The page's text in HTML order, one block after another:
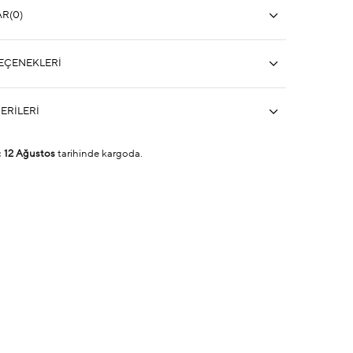
(0)
12 Ağustos tarihinde kargoda.